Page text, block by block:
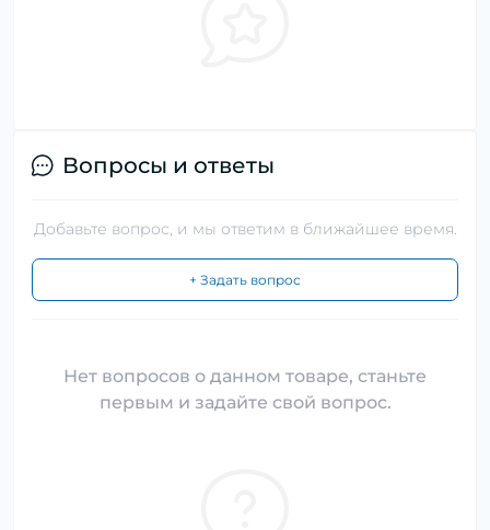
Вопросы и ответы
Добавьте вопрос, и мы ответим в ближайшее время.
+ Задать вопрос
Нет вопросов о данном товаре, станьте
первым и задайте свой вопрос.